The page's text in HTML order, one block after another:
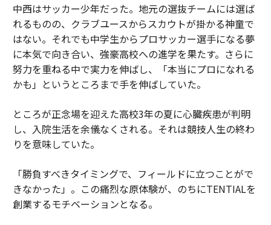
中西はサッカー少年だった。地元の選抜チームには選ば
れるものの、クラブユースからスカウトが掛かる神童で
はない。それでも中学生からプロサッカー選手になる夢
に本気で向き合い、強豪高校への進学を果たす。さらに
努力を重ねる中で実力を伸ばし、「本当にプロになれる
かも」というところまで手を伸ばしていた。
ところが正念場を迎えた高校3年の夏に心臓疾患が判明
し、入院生活を余儀なくされる。それは競技人生の終わ
りを意味していた。
「勝負すべきタイミングで、フィールドに立つことがで
きなかった」。この痛烈な原体験が、のちにTENTIALを
創業するモチベーションとなる。